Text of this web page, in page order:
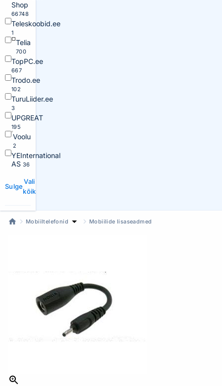
Shop
66748
Teleskoobid.ee
1
Telia
700
TopPC.ee
667
Trodo.ee
102
TuruLiider.ee
3
UPGREAT
195
Voolu
2
YEInternational
AS 36
Sulge
Vali
kõik
Mobiiltelefonid Mobiilide lisaseadmed